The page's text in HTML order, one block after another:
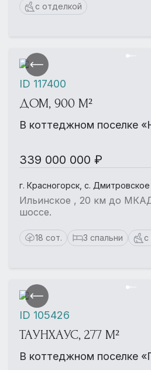
с отделкой
ДОМ, 900 М²
В коттеджном поселке
339 000 000 ₽
г. Красногорск, с. Дмитровское
Ильинское , 20 км до
шоссе.
18 сот. 3 спальни с
ID 117400
ТАУНХАУС, 277 М²
В коттеджном поселке
ID 105426